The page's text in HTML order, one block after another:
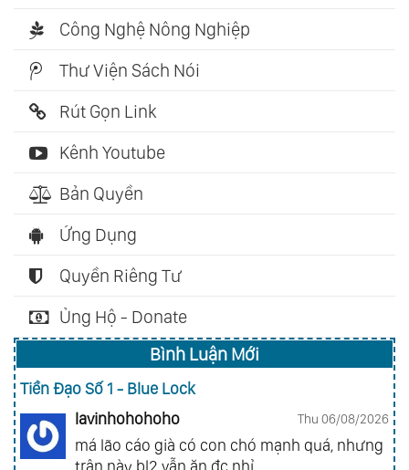
Công Nghệ Nông Nghiệp
Thư Viện Sách Nói
Rút Gọn Link
Kênh Youtube
Bản Quyền
Ứng Dụng
Quyền Riêng Tư
Ủng Hộ - Donate
Bình Luận Mới
Tiền Đạo Số 1 - Blue Lock
lavinhohohoho
Thu 06/08/2026
má lão cáo già có con chó mạnh quá, nhưng
trận này bl2 vẫn ăn đc nhỉ